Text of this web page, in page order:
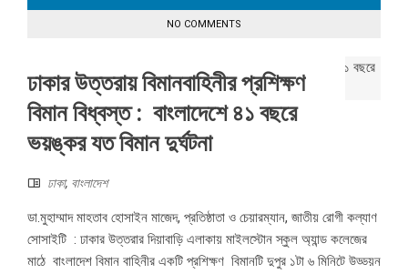
NO COMMENTS
ঢাকার উত্তরায় বিমানবাহিনীর প্রশিক্ষণ
বিমান বিধ্বস্ত : বাংলাদেশে ৪১ বছরে
ভয়ঙ্কর যত বিমান দুর্ঘটনা
ঢাকা, বাংলাদেশ
ডা.মুহাম্মাদ মাহতাব হোসাইন মাজেদ, প্রতিষ্ঠাতা ও চেয়ারম্যান, জাতীয় রোগী কল্যাণ
সোসাইটি : ঢাকার উত্তরার দিয়াবাড়ি এলাকায় মাইলস্টোন স্কুল অ্যান্ড কলেজের
মাঠে বাংলাদেশ বিমান বাহিনীর একটি প্রশিক্ষণ বিমানটি দুপুর ১টা ৬ মিনিটে উড্ডয়ন